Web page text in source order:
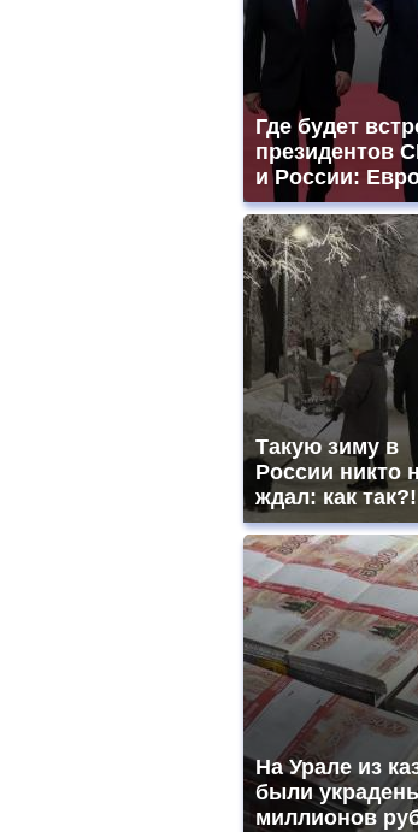
Где будет
президентов
и России:
Такую зиму в
России никто
ждал: как так?!
На Урале из
были
миллионов